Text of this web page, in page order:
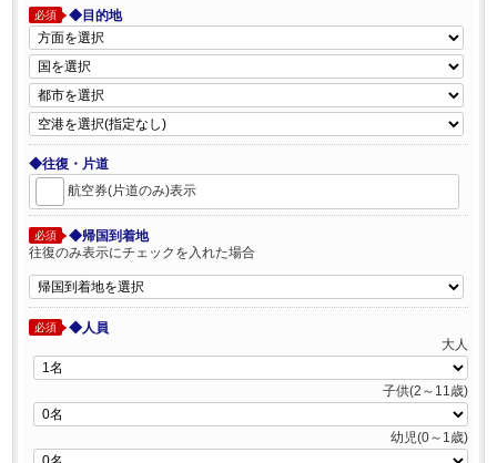
必須 ◆目的地
◆往復・片道
航空券(片道のみ)表示
必須
◆帰国到着地
往復のみ表示にチェックを入れた場合
必須
◆人員
大人
子供(2～11歳)
幼児(0～1歳)